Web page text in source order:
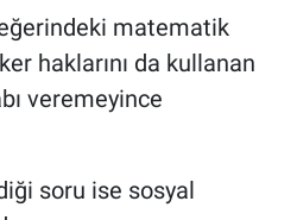
matematik
haklarını da kullanan
veremeyince
soru ise sosyal